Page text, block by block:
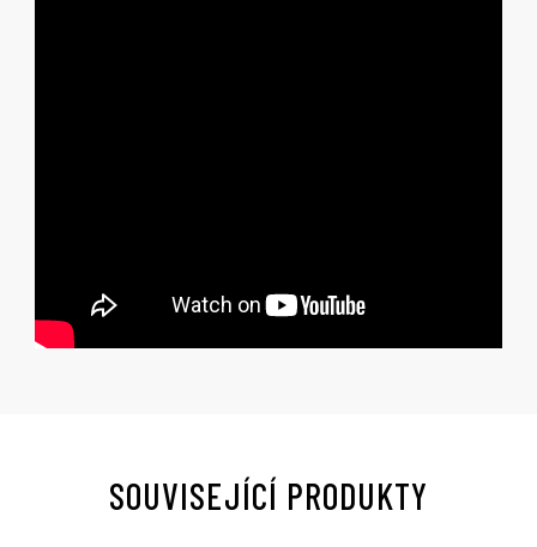
SOUVISEJÍCÍ PRODUKTY